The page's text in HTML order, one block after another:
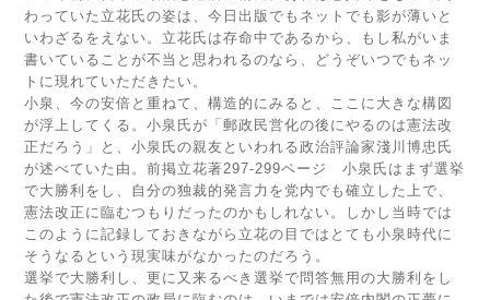
わっていた立花氏の姿は、今日出版でもネットでも影が薄いと
いわざるをえない。立花氏は存命中であるから、もし私がいま
書いていることが不当と思われるのなら、どうぞいつでもネッ
トに現れていただきたい。
小泉、今の安倍と重ねて、構造的にみると、ここに大きな構図
が浮上してくる。小泉氏が「郵政民営化の後にやるのは憲法改
正だろう」と、小泉氏の親友といわれる政治評論家淺川博忠氏
が述べていた由。前掲立花著297-299ページ 小泉氏はまず選挙
で大勝利をし、自分の独裁的発言力を党内でも確立した上で、
憲法改正に臨むつもりだったのかもしれない。しかし当時では
このように記録しておきながら立花の目ではとても小泉時代に
そうなるという現実味がなかったのだろう。
選挙で大勝利し、更に又来るべき選挙で問答無用の大勝利をし